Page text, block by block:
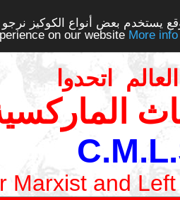
يستخدم بعض أنواع الكوكيز
on our website
اتحدوا
Marxist and